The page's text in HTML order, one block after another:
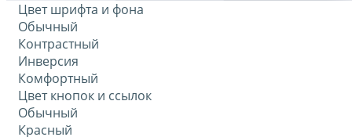
Цвет шрифта и фона
Обычный
Контрастный
Инверсия
Комфортный
Цвет кнопок и ссылок
Обычный
Красный